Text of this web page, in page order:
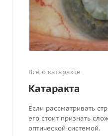
Всё о катаракте
Катаракта
Если рассматривать
его стоит признать
оптической системой.